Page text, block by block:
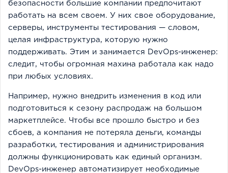
безопасности большие компании предпочитают
работать на всем своем. У них свое оборудование,
серверы, инструменты тестирования — словом,
целая инфраструктура, которую нужно
поддерживать. Этим и занимается DevOps-инженер:
следит, чтобы огромная махина работала как надо
при любых условиях.
Например, нужно внедрить изменения в код или
подготовиться к сезону распродаж на большом
маркетплейсе. Чтобы все прошло быстро и без
сбоев, а компания не потеряла деньги, команды
разработки, тестирования и администрирования
должны функционировать как единый организм.
DevOps-инженер автоматизирует необходимые